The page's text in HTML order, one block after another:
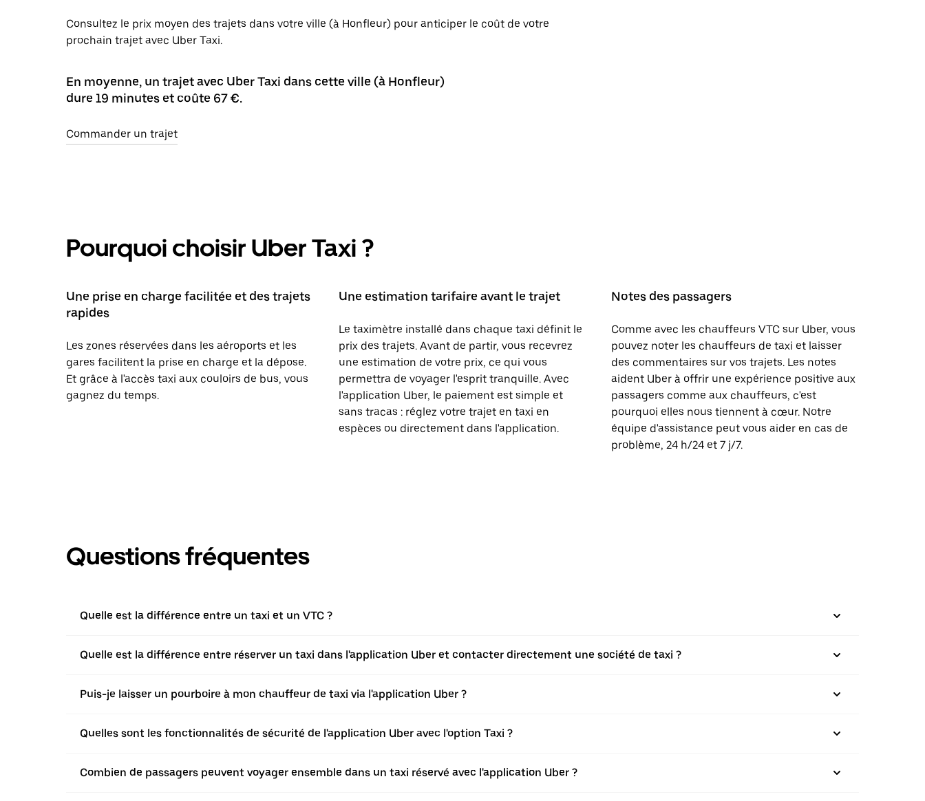
Consultez le prix moyen des trajets dans votre ville (à Honfleur) pour anticiper le coût de votre
prochain trajet avec Uber Taxi.
En moyenne, un trajet avec Uber Taxi dans cette ville (à Honfleur)
dure 19 minutes et coûte 67 €.
Commander un trajet
Pourquoi choisir Uber Taxi ?
Une prise en charge facilitée et des trajets
rapides
Les zones réservées dans les aéroports et les
gares facilitent la prise en charge et la dépose.
Et grâce à l'accès taxi aux couloirs de bus, vous
gagnez du temps.
Une estimation tarifaire avant le trajet
Le taximètre installé dans chaque taxi définit le
prix des trajets. Avant de partir, vous recevrez
une estimation de votre prix, ce qui vous
permettra de voyager l'esprit tranquille. Avec
l'application Uber, le paiement est simple et
sans tracas : réglez votre trajet en taxi en
espèces ou directement dans l'application.
Notes des passagers
Comme avec les chauffeurs VTC sur Uber, vous
pouvez noter les chauffeurs de taxi et laisser
des commentaires sur vos trajets. Les notes
aident Uber à offrir une expérience positive aux
passagers comme aux chauffeurs, c'est
pourquoi elles nous tiennent à cœur. Notre
équipe d'assistance peut vous aider en cas de
problème, 24 h/24 et 7 j/7.
Questions fréquentes
Quelle est la différence entre un taxi et un VTC ?
Quelle est la différence entre réserver un taxi dans l'application Uber et contacter directement une société de taxi ?
Puis-je laisser un pourboire à mon chauffeur de taxi via l'application Uber ?
Quelles sont les fonctionnalités de sécurité de l'application Uber avec l'option Taxi ?
Combien de passagers peuvent voyager ensemble dans un taxi réservé avec l'application Uber ?